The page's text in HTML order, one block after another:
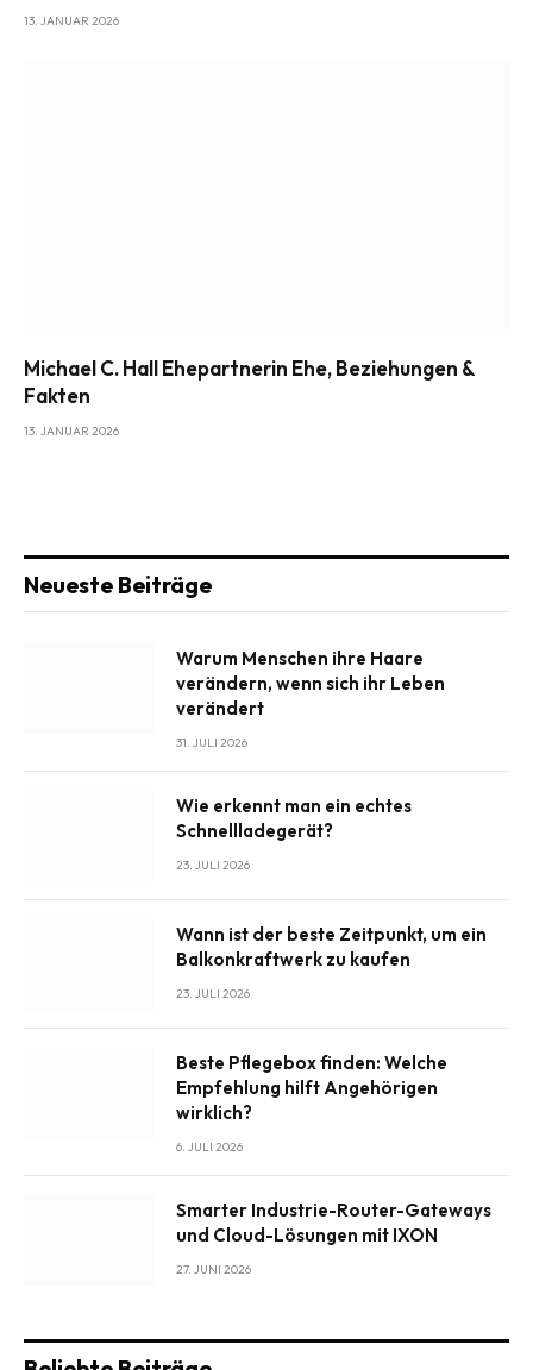
13. JANUAR 2026
Michael C. Hall Ehepartnerin Ehe, Beziehungen &
Fakten
13. JANUAR 2026
Neueste Beiträge
Warum Menschen ihre Haare
verändern, wenn sich ihr Leben
verändert
31. JULI 2026
Wie erkennt man ein echtes
Schnellladegerät?
23. JULI 2026
Wann ist der beste Zeitpunkt, um ein
Balkonkraftwerk zu kaufen
23. JULI 2026
Beste Pflegebox finden: Welche
Empfehlung hilft Angehörigen
wirklich?
6. JULI 2026
Smarter Industrie-Router-Gateways
und Cloud-Lösungen mit IXON
27. JUNI 2026